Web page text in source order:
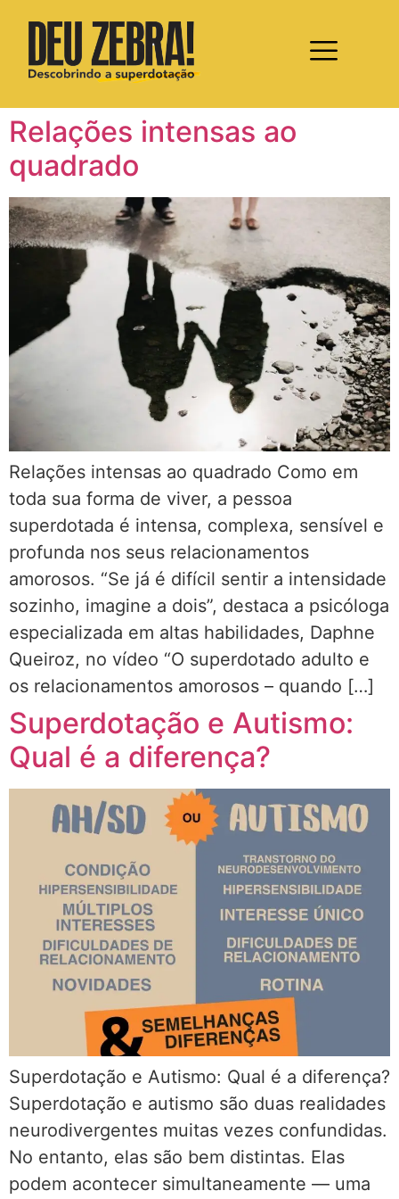
Relações intensas ao
quadrado
Relações intensas ao quadrado Como em
toda sua forma de viver, a pessoa
superdotada é intensa, complexa, sensível e
profunda nos seus relacionamentos
amorosos. “Se já é difícil sentir a intensidade
sozinho, imagine a dois”, destaca a psicóloga
especializada em altas habilidades, Daphne
Queiroz, no vídeo “O superdotado adulto e
os relacionamentos amorosos – quando […]
Superdotação e Autismo:
Qual é a diferença?
Superdotação e Autismo: Qual é a diferença?
Superdotação e autismo são duas realidades
neurodivergentes muitas vezes confundidas.
No entanto, elas são bem distintas. Elas
podem acontecer simultaneamente — uma